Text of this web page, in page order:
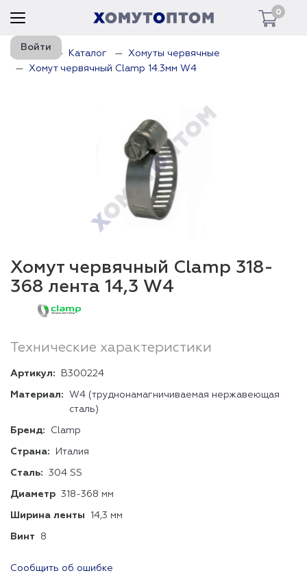
0
Войти
Главная Каталог
Хомуты червячные
Хомут червячный Clamp 14.3мм W4
Хомут червячный Clamp 318-
368 лента 14,3 W4
Технические характеристики
Артикул: В300224
Материал:
W4 (труднонамагничиваемая нержавеющая
сталь)
Бренд: Clamp
Страна: Италия
Сталь: 304 SS
Диаметр 318-368 мм
Ширина ленты 14,3 мм
Винт 8
Сообщить об ошибке